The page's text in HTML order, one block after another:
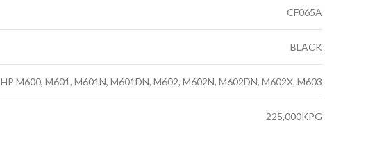
CF065A
BLACK
HP M600, M601, M601N, M601DN, M602, M602N, M602DN, M602X, M603
225,000KPG